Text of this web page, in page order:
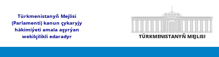
Türkmenistanyň Mejlisi
(Parlamenti) kanun çykaryjy
häkimiýeti amala aşyrýan
wekilçilikli edaradyr
TÜRKMENISTANYŇ MEJLISI